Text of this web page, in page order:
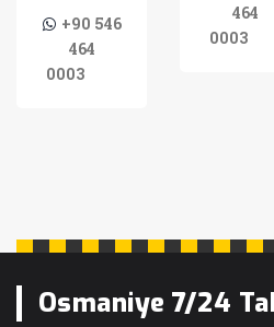
+90 546
464
0003
464
0003
Osmaniye 7/24